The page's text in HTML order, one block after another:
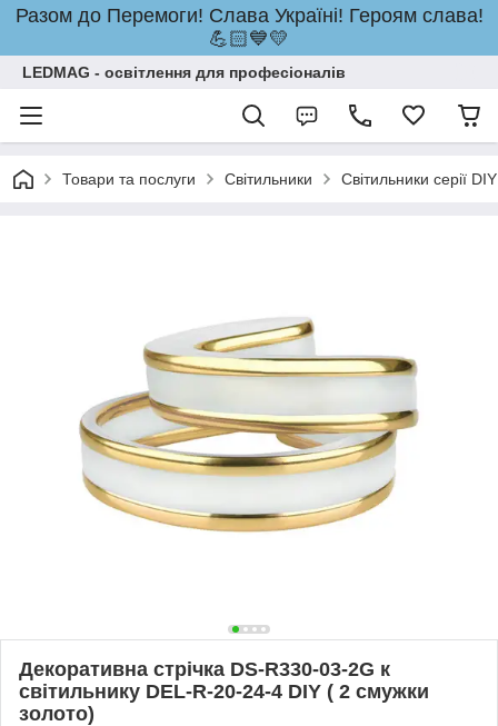
Разом до Перемоги! Слава Україні! Героям слава!
💪🏻💙💛
LEDMAG - освітлення для професіоналів
Товари та послуги Світильники Світильники серії DIY
Декоративна стрічка DS-R330-03-2G к
світильнику DEL-R-20-24-4 DIY ( 2 смужки
золото)